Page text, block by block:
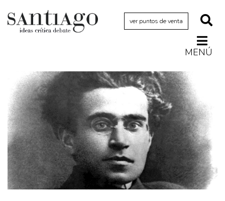
ver puntos de venta
MENÚ
Actualidad
Archivo Cenfoto-UDP
Arquetipos de situación
Artes visuales
Ciencia
Cine y televisión
Ciudad
Cómics